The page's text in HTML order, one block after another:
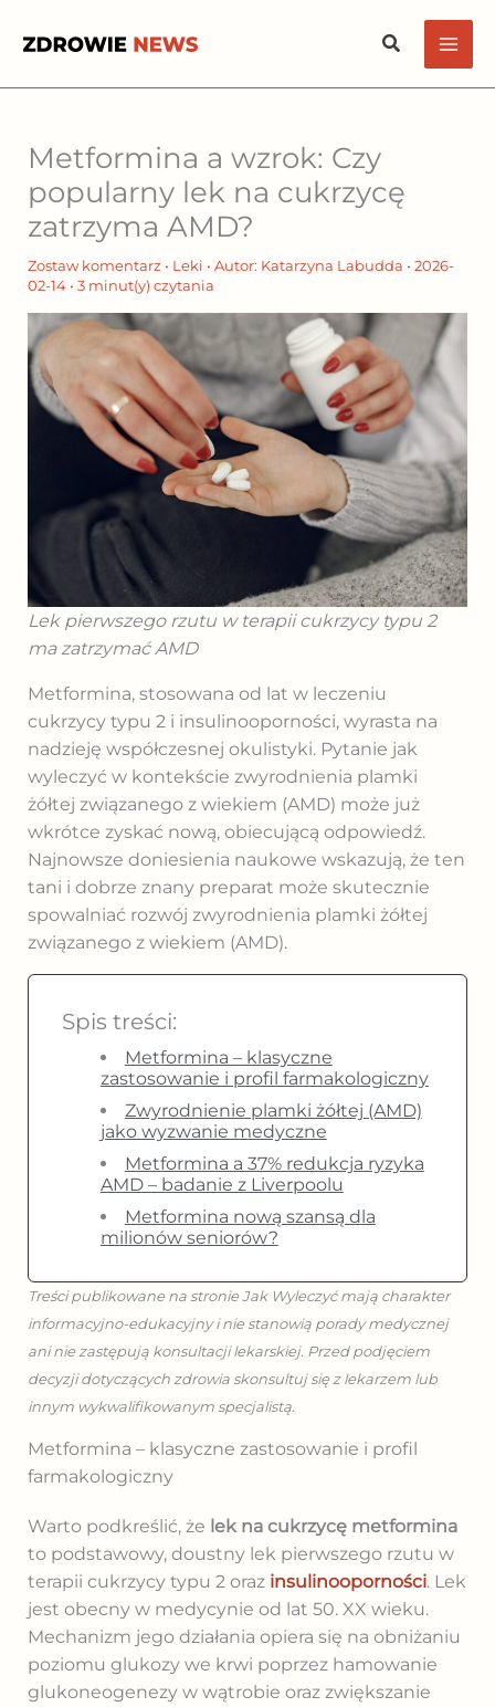
Szukaj
Metformina a wzrok: Czy
popularny lek na cukrzycę
zatrzyma AMD?
Zostaw komentarz • Leki • Autor: Katarzyna Labudda • 2026-
02-14 • 3 minut(y) czytania
Lek pierwszego rzutu w terapii cukrzycy typu 2
ma zatrzymać AMD
Metformina, stosowana od lat w leczeniu
cukrzycy typu 2 i insulinooporności, wyrasta na
nadzieję współczesnej okulistyki. Pytanie jak
wyleczyć w kontekście zwyrodnienia plamki
żółtej związanego z wiekiem (AMD) może już
wkrótce zyskać nową, obiecującą odpowiedź.
Najnowsze doniesienia naukowe wskazują, że ten
tani i dobrze znany preparat może skutecznie
spowalniać rozwój zwyrodnienia plamki żółtej
związanego z wiekiem (AMD).
Spis treści:
Metformina – klasyczne
zastosowanie i profil farmakologiczny
Zwyrodnienie plamki żółtej (AMD)
jako wyzwanie medyczne
Metformina a 37% redukcja ryzyka
AMD – badanie z Liverpoolu
Metformina nową szansą dla
milionów seniorów?
Treści publikowane na stronie Jak Wyleczyć mają charakter
informacyjno-edukacyjny i nie stanowią porady medycznej
ani nie zastępują konsultacji lekarskiej. Przed podjęciem
decyzji dotyczących zdrowia skonsultuj się z lekarzem lub
innym wykwalifikowanym specjalistą.
Metformina – klasyczne zastosowanie i profil
farmakologiczny
Warto podkreślić, że lek na cukrzycę metformina
to podstawowy, doustny lek pierwszego rzutu w
terapii cukrzycy typu 2 oraz insulinooporności. Lek
jest obecny w medycynie od lat 50. XX wieku.
Mechanizm jego działania opiera się na obniżaniu
poziomu glukozy we krwi poprzez hamowanie
glukoneogenezy w wątrobie oraz zwiększanie